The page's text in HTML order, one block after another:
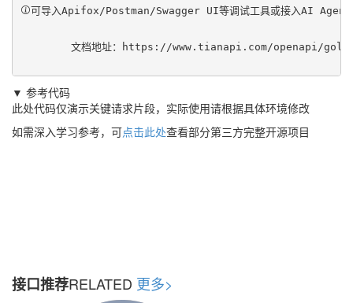
可导入Apifox/Postman/Swagger UI等调试工具或接入AI Agent
	文档地址：
https://www.tianapi.com/openapi/
▼ 参考代码
此处代码仅演示关键请求片段，实际使用请根据具体环境修改
如需深入学习参考，可点击此处查看部分第三方完整开源项目
接口推荐RELATED 更多>